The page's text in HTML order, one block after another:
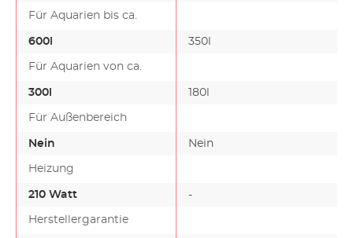
Für Aquarien bis ca.
600l 350l
Für Aquarien von ca.
300l 180l
Für Außenbereich
Nein Nein
Heizung
210 Watt -
Herstellergarantie